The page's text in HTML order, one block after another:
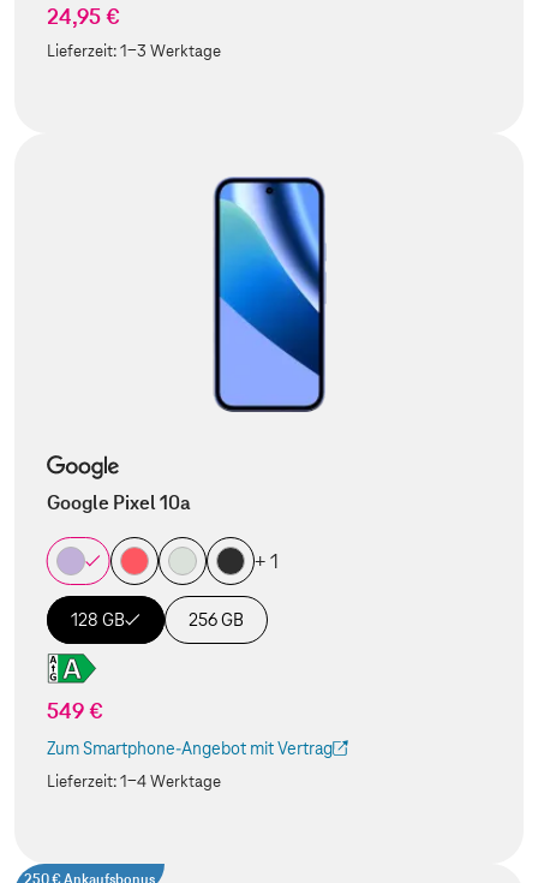
24,95 €
Lieferzeit:1-3 Werktage
Google Pixel 10a
+ 1
128 GB 256 GB
549 €
Zum Smartphone-Angebot mit Vertrag
(Der Link wird in einem neuen Tab geöffnet)
Lieferzeit:1-4 Werktage
250 € Ankaufsbonus